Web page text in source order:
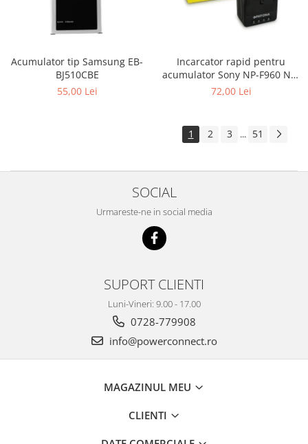
Acumulator tip Samsung EB-
BJ510CBE
55,00 Lei
Incarcator rapid pentru
acumulator Sony NP-F960 NP-
F970 NP-F750 Patona
72,00 Lei
1 2 3 ... 51
SOCIAL
Urmareste-ne in social media
SUPORT CLIENTI
Luni-Vineri: 9.00 - 17.00
0728-779908
info@powerconnect.ro
MAGAZINUL MEU
CLIENTI